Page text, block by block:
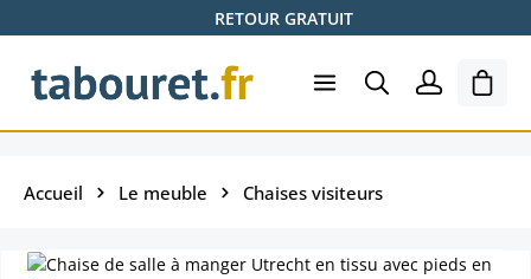
Passer au contenu principalRETOUR GRATUIT
Le
Accueil Le meuble Chaises visiteurs